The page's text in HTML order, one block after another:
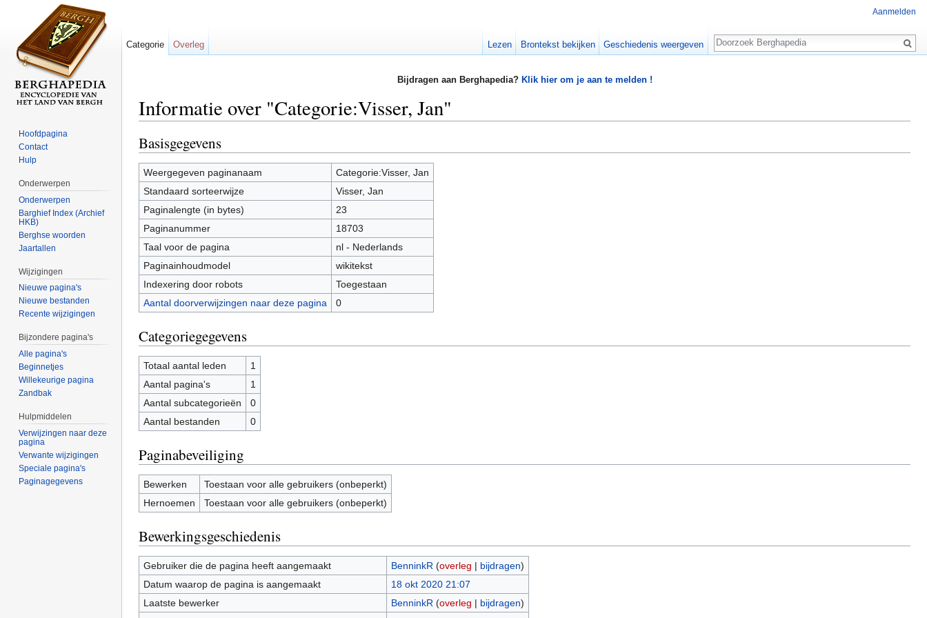
Bijdragen aan Berghapedia? Klik hier om je aan te melden !
Informatie over "Categorie:Visser, Jan"
Basisgegevens
Weergegeven paginanaam
Categorie:Visser, Jan
Standaard sorteerwijze
Visser, Jan
Paginalengte (in bytes)
23
Paginanummer
18703
Taal voor de pagina
nl - Nederlands
Paginainhoudmodel
wikitekst
Indexering door robots
Toegestaan
Aantal doorverwijzingen naar deze pagina
0
Categoriegegevens
Totaal aantal leden
1
Aantal pagina's
1
Aantal subcategorieën
0
Aantal bestanden
0
Paginabeveiliging
Bewerken
Toestaan voor alle gebruikers (onbeperkt)
Hernoemen
Toestaan voor alle gebruikers (onbeperkt)
Bewerkingsgeschiedenis
Gebruiker die de pagina heeft aangemaakt BenninkR (overleg | bijdragen)
Datum waarop de pagina is aangemaakt
18 okt 2020 21:07
Laatste bewerker
BenninkR (overleg | bijdragen)
Aanmelden
Categorie Overleg Lezen Brontekst bekijken Geschiedenis weergeven
Zoeken
Hoofdpagina
Contact
Hulp
Onderwerpen
Onderwerpen
Barghief Index (Archief
HKB)
Berghse woorden
Jaartallen
Wijzigingen
Nieuwe pagina's
Nieuwe bestanden
Recente wijzigingen
Bijzondere pagina's
Alle pagina's
Beginnetjes
Willekeurige pagina
Zandbak
Hulpmiddelen
Verwijzingen naar deze
pagina
Verwante wijzigingen
Speciale pagina's
Paginagegevens